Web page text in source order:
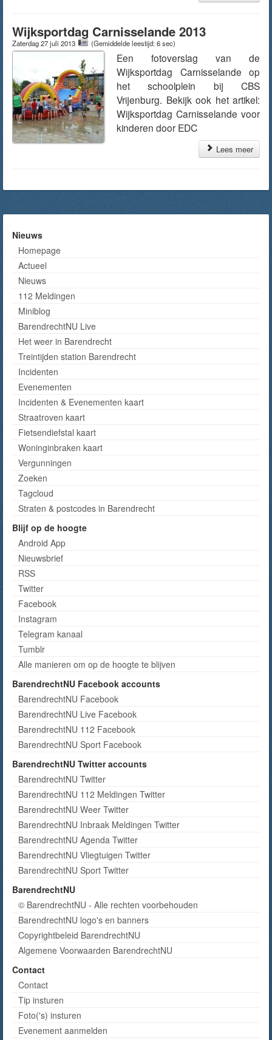
Wijksportdag Carnisselande 2013
Zaterdag 27 juli 2013 (Gemiddelde leestijd: 6 sec)
Een fotoverslag van de
Wijksportdag Carnisselande op
het schoolplein bij CBS
Vrijenburg. Bekijk ook het artikel:
Wijksportdag Carnisselande voor
kinderen door EDC
Lees meer
Nieuws
Homepage
Actueel
Nieuws
112 Meldingen
Miniblog
BarendrechtNU Live
Het weer in Barendrecht
Treintijden station Barendrecht
Incidenten
Evenementen
Incidenten & Evenementen kaart
Straatroven kaart
Fietsendiefstal kaart
Woninginbraken kaart
Vergunningen
Zoeken
Tagcloud
Straten & postcodes in Barendrecht
Blijf op de hoogte
Android App
Nieuwsbrief
RSS
Twitter
Facebook
Instagram
Telegram kanaal
Tumblr
Alle manieren om op de hoogte te blijven
BarendrechtNU Facebook accounts
BarendrechtNU Facebook
BarendrechtNU Live Facebook
BarendrechtNU 112 Facebook
BarendrechtNU Sport Facebook
BarendrechtNU Twitter accounts
BarendrechtNU Twitter
BarendrechtNU 112 Meldingen Twitter
BarendrechtNU Weer Twitter
BarendrechtNU Inbraak Meldingen Twitter
BarendrechtNU Agenda Twitter
BarendrechtNU Vliegtuigen Twitter
BarendrechtNU Sport Twitter
BarendrechtNU
© BarendrechtNU - Alle rechten voorbehouden
BarendrechtNU logo's en banners
Copyrightbeleid BarendrechtNU
Algemene Voorwaarden BarendrechtNU
Contact
Contact
Tip insturen
Foto('s) insturen
Evenement aanmelden